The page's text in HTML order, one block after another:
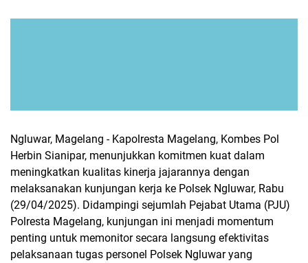
Ngluwar, Magelang - Kapolresta Magelang, Kombes Pol
Herbin Sianipar, menunjukkan komitmen kuat dalam
meningkatkan kualitas kinerja jajarannya dengan
melaksanakan kunjungan kerja ke Polsek Ngluwar, Rabu
(29/04/2025). Didampingi sejumlah Pejabat Utama (PJU)
Polresta Magelang, kunjungan ini menjadi momentum
penting untuk memonitor secara langsung efektivitas
pelaksanaan tugas personel Polsek Ngluwar yang